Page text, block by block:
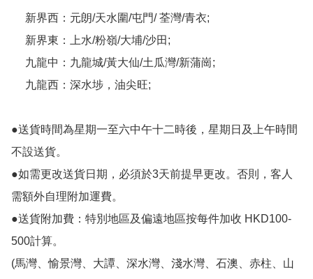
●送貨時間為星期一至六中午十二時後，星期日及上午時間
不設送貨。
●如需更改送貨日期，必須於3天前提早更改。否則，客人
需額外自理附加運費。
●送貨附加費：特別地區及偏遠地區按每件加收 HKD100-
500計算。
(馬灣、愉景灣、大譚、深水灣、淺水灣、石澳、赤柱、山